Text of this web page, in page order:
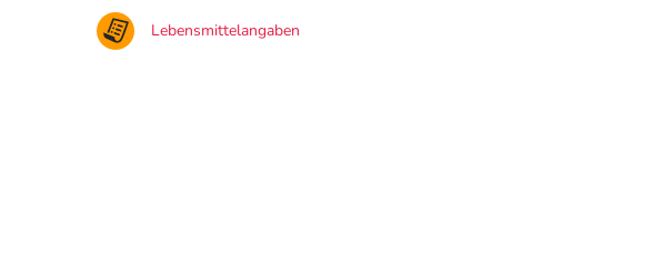
Lebensmittelangaben